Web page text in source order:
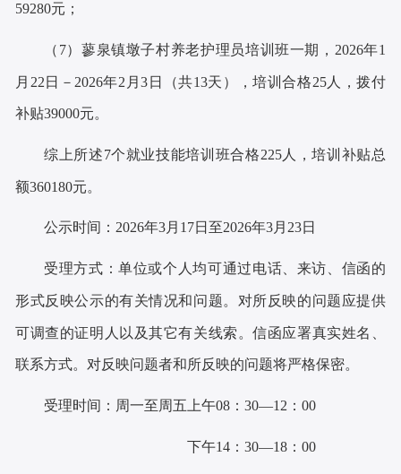
59280元；
（ 7）蓼泉镇墩子村养老护理员培训班一期， 2026年1
月 22 日 －2026年2 月3 日 （共13天） ，培训合格25人，拨付
补贴39000元。
综上所述7个就业技能培训班合格225人，培训补贴总
额360180元。
公示时间：2026年3月 17日至2026年3月23日
受理方式：单位或个人均可通过电话、来访、信函的
形式反映公示的有关情况和问题。对所反映的问题应提供
可调查的证明人以及其它有关线索。信函应署真实姓名、
联系方式。对反映问题者和所反映的问题将严格保密。
受理时间：周一至周五 上午08：30—12：00
下午14：30—18：00